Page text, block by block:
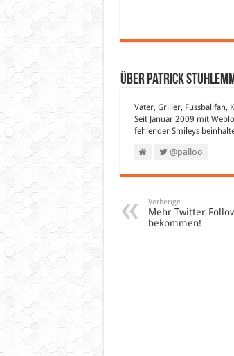
Über Patrick
Vater, Griller, Fussballfan,
Seit Januar 2009 mit
fehlender Smileys
@palloo
Vorherige
Mehr Twitter
bekommen!